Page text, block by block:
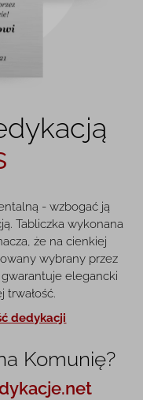
- wzbogać ją
Tabliczka wykonana
że na cienkiej
wybrany przez
elegancki
trwałość.
dedykacji
Komunię?